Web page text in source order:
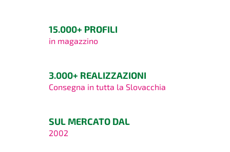
15.000+ PROFILI
in magazzino
3.000+ REALIZZAZIONI
Consegna in tutta la Slovacchia
SUL MERCATO DAL
2002